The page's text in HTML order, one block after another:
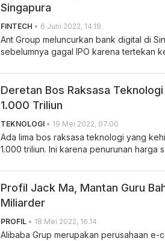
Singapura
FINTECH • 6 Juni 2022, 14.19
Ant Group meluncurkan bank digital di
sebelumnya gagal IPO karena tertekan
Deretan Bos Raksasa
1.000 Triliun
TEKNOLOGI • 19 Mei 2022, 07.00
Ada lima bos raksasa teknologi yang
1.000 triliun. Ini karena penurunan harga
Profil Jack Ma, Mantan Guru
Miliarder
PROFIL • 18 Mei 2022, 16.14
Alibaba Grup merupakan perusahaan e-